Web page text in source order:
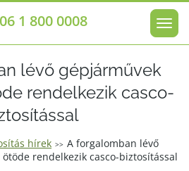
06 1 800 0008
lévő gépjárművek
rendelkezik casco-
hírek >> A forgalomban lévő
rendelkezik casco-biztosítással